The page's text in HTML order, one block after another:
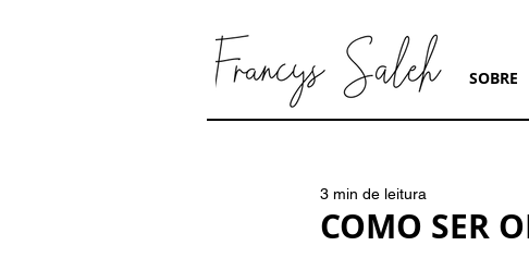
SOBRE
COMO SER
3 min de leitura